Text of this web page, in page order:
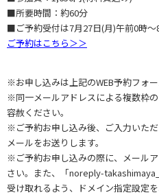
■所要時間：約60分
■ご予約受付は7月27日(月)午前0時～
ご予約はこちら＞＞
※お申し込みは上記のWEB予約フォ
※同一メールアドレスによる複数枠
容赦ください。
※ご予約お申し込み後、ご入力いた
メールをお送りします。
※ご予約お申し込みの際に、メール
さい。また、「noreply-
受け取れるよう、ドメイン指定設定を